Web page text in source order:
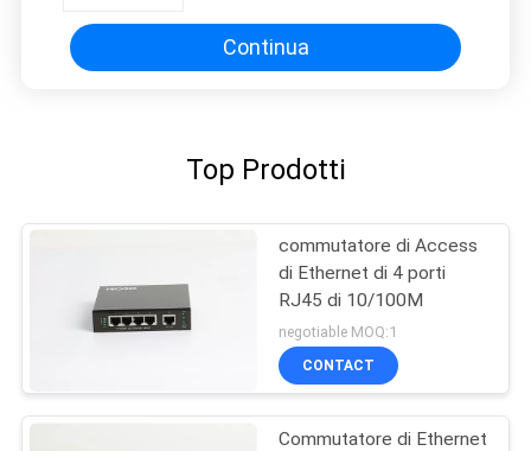
Continua
Top Prodotti
commutatore di Access
di Ethernet di 4 porti
RJ45 di 10/100M
negotiable MOQ:1
CONTACT
Commutatore di Ethernet